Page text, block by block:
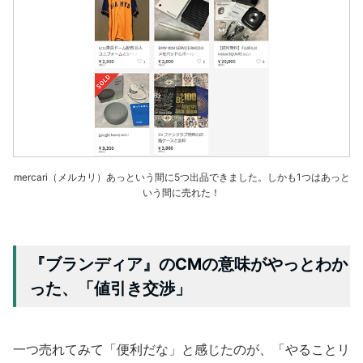
mercari（メルカリ）あっという間に5つ出品できました。しかも1つはあっと
いう間に売れた！
『ブランディア』のCMの意味がやっとわか
った、「値引き交渉」
一つ売れてみて「便利だな」と感じたのが、「やることリ